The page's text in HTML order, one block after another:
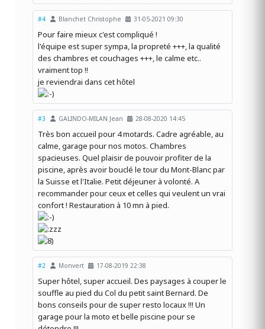
#4 Blanchet Christophe 31-05-2021 09:30
Pour faire mieux c'est compliqué !
l'équipe est super sympa, la propreté +++, la qualité
des chambres et couchages +++, le calme etc..
vraiment top !!
je reviendrai dans cet hôtel
#3 GALINDO-MILAN Jean 28-08-2020 14:45
Très bon accueil pour 4 motards. Cadre agréable, au
calme, garage pour nos motos. Chambres
spacieuses. Quel plaisir de pouvoir profiter de la
piscine, après avoir bouclé le tour du Mont-Blanc par
la Suisse et l'Italie. Petit déjeuner à volonté. A
recommander pour ceux et celles qui veulent un vrai
confort ! Restauration à 10 mn à pied.
#2 Monvert 17-08-2019 22:38
Super hôtel, super accueil. Des paysages à couper le
souffle au pied du Col du petit saint Bernard. De
bons conseils pour de super resto locaux !!! Un
garage pour la moto et belle piscine pour se